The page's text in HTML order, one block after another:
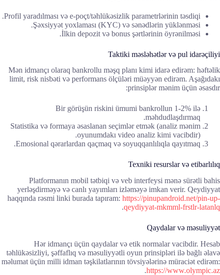
Profil yaradılması və e-poçt/təhlükəsizlik parametrlərinin təsdiqi.
Şəxsiyyət yoxlaması (KYC) və sənədlərin yüklənməsi.
İlkin depozit və bonus şərtlərinin öyrənilməsi.
Taktiki məsləhətlər və pul idarəçiliyi
Mən idmançı olaraq bankrollu məşq planı kimi idarə edirəm: həftəlik
limit, risk nisbəti və performans ölçüləri müəyyən edirəm. Aşağıdakı
prinsiplər mənim üçün əsasdır:
Bir görüşün riskini ümumi bankrollun 1-2% ilə
məhdudlaşdırmaq.
Statistika və formaya əsaslanan seçimlər etmək (analiz mənim
oyunumdakı video analiz kimi vacibdir).
Emosional qərarlardan qaçmaq və soyuqqanlılıqla qayıtmaq.
Texniki resurslar və etibarlılıq
Platformanın mobil tətbiqi və veb interfeysi mənə sürətli bahis
yerləşdirməyə və canlı yayımları izləməyə imkan verir. Qeydiyyat
haqqında rəsmi linki burada tapıram: https://pinupandroid.net/pin-up-
qeydiyyat-mkmml-frstlr-latanlq
.
Qaydalar və məsuliyyət
Hər idmançı üçün qaydalar və etik normalar vacibdir. Hesab
təhlükəsizliyi, şəffaflıq və məsuliyyətli oyun prinsipləri ilə bağlı əlavə
məlumat üçün milli idman təşkilatlarının tövsiyələrinə müraciət edirəm:
https://www.olympic.az
.